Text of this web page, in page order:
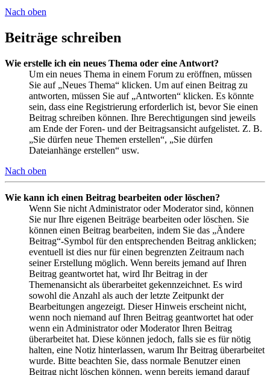
Nach oben
Beiträge schreiben
Wie erstelle ich ein neues Thema oder eine Antwort?
Um ein neues Thema in einem Forum zu eröffnen, müssen
Sie auf „Neues Thema“ klicken. Um auf einen Beitrag zu
antworten, müssen Sie auf „Antworten“ klicken. Es könnte
sein, dass eine Registrierung erforderlich ist, bevor Sie einen
Beitrag schreiben können. Ihre Berechtigungen sind jeweils
am Ende der Foren- und der Beitragsansicht aufgelistet. Z. B.
„Sie dürfen neue Themen erstellen“, „Sie dürfen
Dateianhänge erstellen“ usw.
Nach oben
Wie kann ich einen Beitrag bearbeiten oder löschen?
Wenn Sie nicht Administrator oder Moderator sind, können
Sie nur Ihre eigenen Beiträge bearbeiten oder löschen. Sie
können einen Beitrag bearbeiten, indem Sie das „Ändere
Beitrag“-Symbol für den entsprechenden Beitrag anklicken;
eventuell ist dies nur für einen begrenzten Zeitraum nach
seiner Erstellung möglich. Wenn bereits jemand auf Ihren
Beitrag geantwortet hat, wird Ihr Beitrag in der
Themenansicht als überarbeitet gekennzeichnet. Es wird
sowohl die Anzahl als auch der letzte Zeitpunkt der
Bearbeitungen angezeigt. Dieser Hinweis erscheint nicht,
wenn noch niemand auf Ihren Beitrag geantwortet hat oder
wenn ein Administrator oder Moderator Ihren Beitrag
überarbeitet hat. Diese können jedoch, falls sie es für nötig
halten, eine Notiz hinterlassen, warum Ihr Beitrag überarbeitet
wurde. Bitte beachten Sie, dass normale Benutzer einen
Beitrag nicht löschen können, wenn bereits jemand darauf